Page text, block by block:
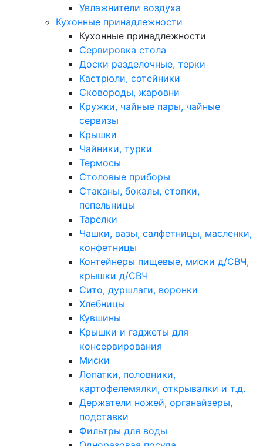
Увлажнители воздуха
Кухонные принадлежности
Кухонные принадлежности
Сервировка стола
Доски разделочные, терки
Кастрюли, сотейники
Сковороды, жаровни
Кружки, чайные пары, чайные
сервизы
Крышки
Чайники, турки
Термосы
Столовые приборы
Стаканы, бокалы, стопки,
пепельницы
Тарелки
Чашки, вазы, салфетницы, масленки,
конфетницы
Контейнеры пищевые, миски д/СВЧ,
крышки д/СВЧ
Сито, дуршлаги, воронки
Хлебницы
Кувшины
Крышки и гаджеты для
консервирования
Миски
Лопатки, половники,
картофелемялки, открывалки и т.д.
Держатели ножей, органайзеры,
подставки
Фильтры для воды